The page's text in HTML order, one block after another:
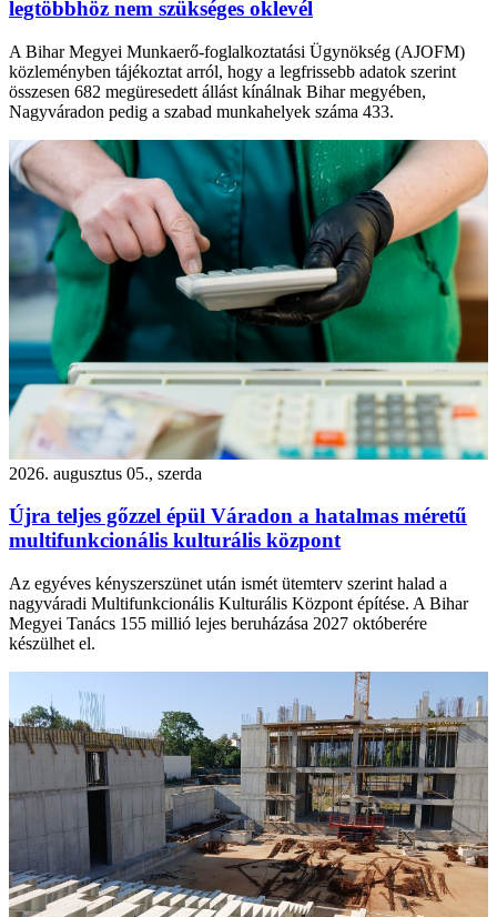
legtöbbhöz nem szükséges oklevél
A Bihar Megyei Munkaerő-foglalkoztatási Ügynökség (AJOFM)
közleményben tájékoztat arról, hogy a legfrissebb adatok szerint
összesen 682 megüresedett állást kínálnak Bihar megyében,
Nagyváradon pedig a szabad munkahelyek száma 433.
2026. augusztus 05., szerda
Újra teljes gőzzel épül Váradon a hatalmas méretű
multifunkcionális kulturális központ
Az egyéves kényszerszünet után ismét ütemterv szerint halad a
nagyváradi Multifunkcionális Kulturális Központ építése. A Bihar
Megyei Tanács 155 millió lejes beruházása 2027 októberére
készülhet el.